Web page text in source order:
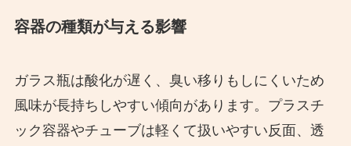
容器の種類が与える影響
ガラス瓶は酸化が遅く、臭い移りもしにくいため
風味が長持ちしやすい傾向があります。プラスチ
ック容器やチューブは軽くて扱いやすい反面、透